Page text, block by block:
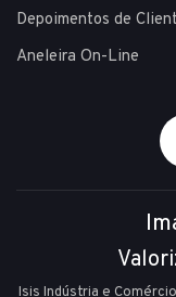
Depoimentos de
Aneleira On-Line
Isis Indústria e